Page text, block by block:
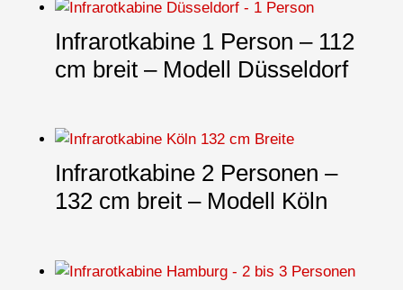
Infrarotkabine 1 Person – 112
cm breit – Modell Düsseldorf
Infrarotkabine 2 Personen –
132 cm breit – Modell Köln